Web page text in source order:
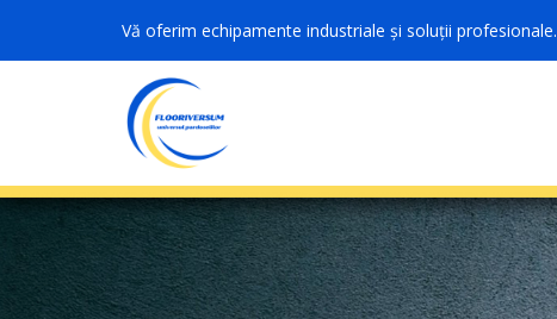
Vă oferim echipamente industriale și soluții profesionale.